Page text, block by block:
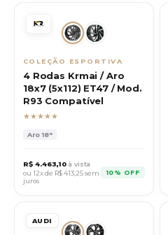
COLEÇÃO ESPORTIVA
4 Rodas Krmai / Aro
18x7 (5x112) ET47 / Mod.
R93 Compatível
★★★★★
Aro18"
R$ 4.463,10 à vista
ou 12x de R$413,25sem
juros
10% OFF
AUDI